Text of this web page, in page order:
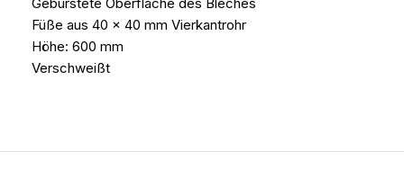
Gebürstete Oberfläche des Bleches
Füße aus 40 x 40 mm Vierkantrohr
Höhe: 600 mm
Verschweißt